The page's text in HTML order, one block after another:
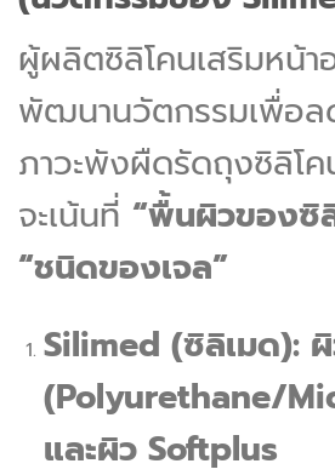
ผู้ผลิตซิลิโคนเสริมหน้า
พัฒนานวัตกรรมเพื่อล
ภาวะพังผืดรัดถุงซิลิโ
จะเน้นที่ “พื้นผิวของซิ
“ชนิดของเจล”
Silimed (ซิลิเมด):
(Polyurethane/
และผิว Softplus